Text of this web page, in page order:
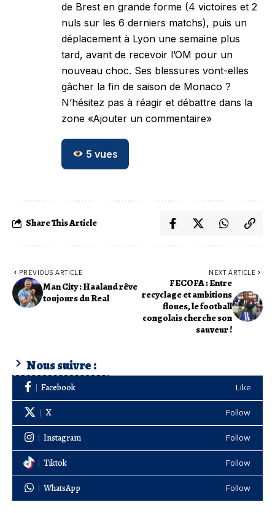
de Brest en grande forme (4 victoires et 2
nuls sur les 6 derniers matchs), puis un
déplacement à Lyon une semaine plus
tard, avant de recevoir l’OM pour un
nouveau choc. Ses blessures vont-elles
gâcher la fin de saison de Monaco ?
N’hésitez pas à réagir et débattre dans la
zone «Ajouter un commentaire»
5 vues
Share This Article
PREVIOUS ARTICLE
Man City : Haaland rêve
toujours du Real
NEXT ARTICLE
FECOFA : Entre
recyclage et ambitions
floues, le football
congolais cherche son
sauveur !
Nous suivre :
Facebook Like
X Follow
Instagram Follow
Tiktok Follow
WhatsApp Follow